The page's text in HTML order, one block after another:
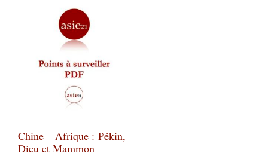
Chine – Afrique : Pékin,
Dieu et Mammon